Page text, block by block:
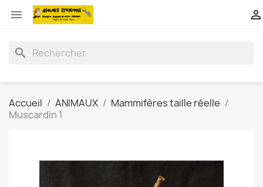
 
search
Accueil ANIMAUX
Mammifères taille réelle
Muscardin 1